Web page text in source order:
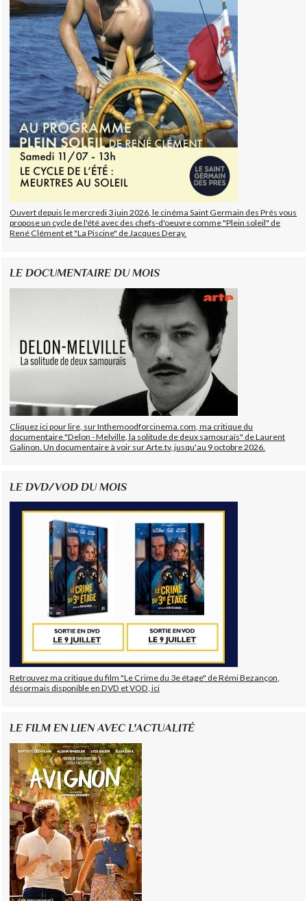
Ouvert depuis le mercredi 3 juin 2026, le cinéma Saint Germain des Prés vous
propose un cycle de l'été avec des chefs-d'oeuvre comme "Plein soleil" de
René Clément et "La Piscine" de Jacques Deray.
LE DOCUMENTAIRE DU MOIS
Cliquez ici pour lire, sur Inthemoodforcinema.com, ma critique du
documentaire "Delon - Melville, la solitude de deux samouraïs" de Laurent
Galinon. Un documentaire à voir sur Arte.tv, jusqu'au 9 octobre 2026.
LE DVD/VOD DU MOIS
Retrouvez ma critique du film "Le Crime du 3e étage" de Rémi Bezançon,
désormais disponible en DVD et VOD, ici
LE FILM EN LIEN AVEC L'ACTUALITÉ